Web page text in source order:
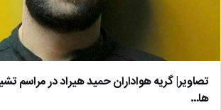
تصاویر| گریه هواداران حمید هیراد در مراسم
ها…